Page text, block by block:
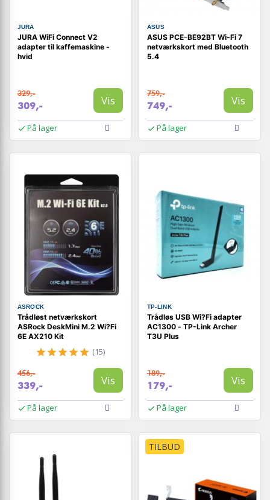
JURA
JURA WiFi Connect V2
adapter til kaffemaskine -
hvid
329,-
309,- Vis
På lager
ASUS
ASUS PCE-BE92BT Wi‑Fi 7
netværkskort med Bluetooth
5.4
759,-
749,- Vis
På lager
ASROCK
Trådløst netværkskort
ASRock DeskMini M.2 Wi?Fi
6E AX210 Kit
(15)
456,-
339,- Vis
På lager
TP-LINK
Trådløs USB Wi?Fi adapter
AC1300 - TP-Link Archer
T3U Plus
189,-
179,- Vis
På lager
TILBUD